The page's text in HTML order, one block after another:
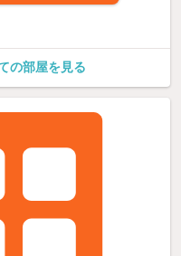
の部屋を見る